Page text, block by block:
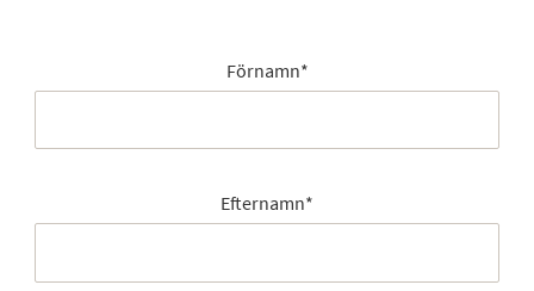
Förnamn*
Efternamn*